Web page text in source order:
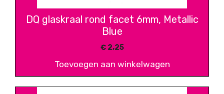
DQ glaskraal rond facet 6mm, Metallic
Blue
€2,25
Toevoegen aan winkelwagen